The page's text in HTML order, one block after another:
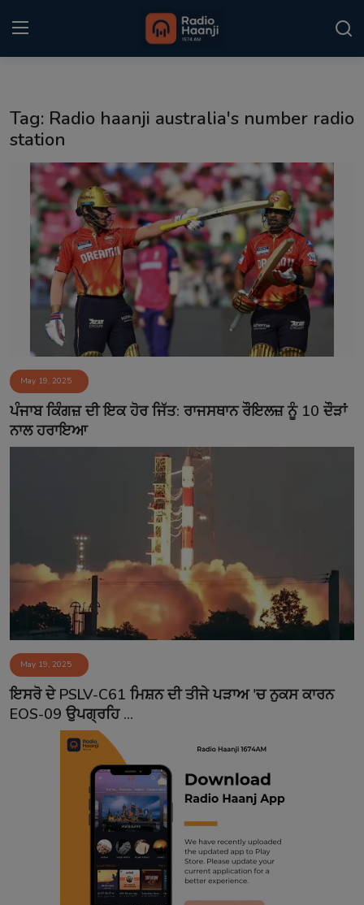
Home
Punjabi Podcast
Kitaab Kahani
Gallery
Sponsors
Matrimonial
Event
Contact
Tag: Radio haanji australia's number radio
station
May 19, 2025
ਪੰਜਾਬ ਕਿੰਗਜ਼ ਦੀ ਇਕ ਹੋਰ ਜਿੱਤ: ਰਾਜਸਥਾਨ ਰੌਇਲਜ਼ ਨੂੰ 10 ਦੌੜਾਂ
ਨਾਲ ਹਰਾਇਆ
May 19, 2025
ਇਸਰੋ ਦੇ PSLV-C61 ਮਿਸ਼ਨ ਦੀ ਤੀਜੇ ਪੜਾਅ 'ਚ ਨੁਕਸ ਕਾਰਨ
EOS-09 ਉਪਗ੍ਰਹਿ ...